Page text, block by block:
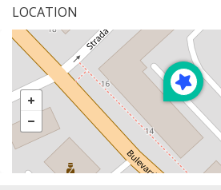
LOCATION